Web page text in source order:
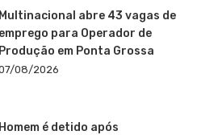
Multinacional abre 43 vagas de
emprego para Operador de
Produção em Ponta Grossa
08/2026
Homem é detido após